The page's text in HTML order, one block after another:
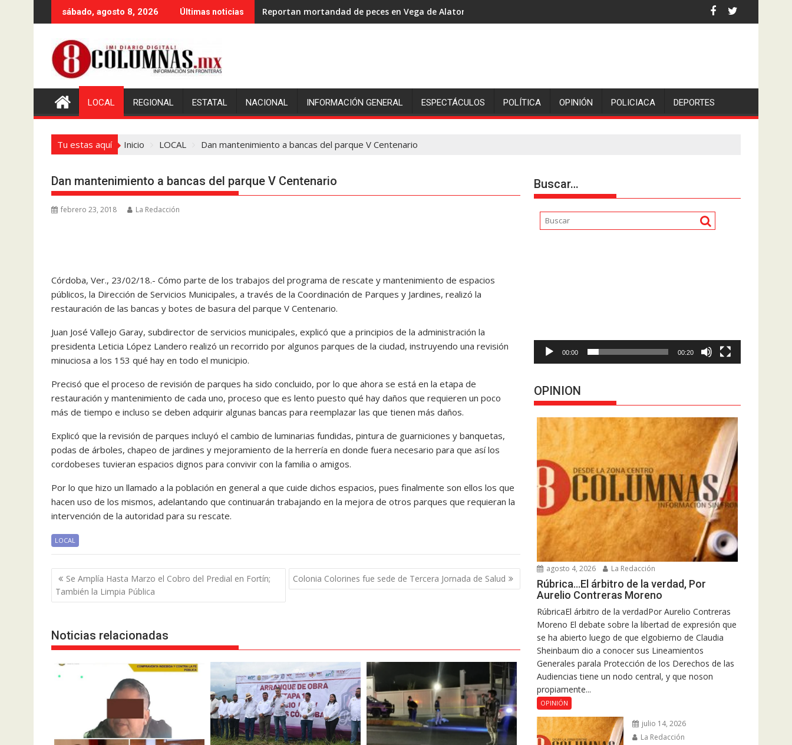
al
sábado, agosto 8, 2026 Últimas noticias Reportan mortandad de peces en Vega de Alatorre: pescadores piden escolleras para evitar nuevos casos
LOCAL REGIONAL ESTATAL NACIONAL INFORMACIÓN GENERAL ESPECTÁCULOS POLÍTICA OPINIÓN POLICIACA DEPORTES
Tu estas aquí Inicio LOCAL Dan mantenimiento a bancas del parque V Centenario
Dan mantenimiento a bancas del parque V Centenario
febrero 23, 2018 La Redacción
Córdoba, Ver., 23/02/18.- Cómo parte de los trabajos del programa de rescate y mantenimiento de espacios
públicos, la Dirección de Servicios Municipales, a través de la Coordinación de Parques y Jardines, realizó la
restauración de las bancas y botes de basura del parque V Centenario.
Juan José Vallejo Garay, subdirector de servicios municipales, explicó que a principios de la administración la
presidenta Leticia López Landero realizó un recorrido por algunos parques de la ciudad, instruyendo una revisión
minuciosa a los 153 qué hay en todo el municipio.
Precisó que el proceso de revisión de parques ha sido concluido, por lo que ahora se está en la etapa de
restauración y mantenimiento de cada uno, proceso que es lento puesto qué hay daños que requieren un poco
más de tiempo e incluso se deben adquirir algunas bancas para reemplazar las que tienen más daños.
Explicó que la revisión de parques incluyó el cambio de luminarias fundidas, pintura de guarniciones y banquetas,
podas de árboles, chapeo de jardines y mejoramiento de la herrería en donde fuera necesario para que así los
cordobeses tuvieran espacios dignos para convivir con la familia o amigos.
Por lo que hizo un llamado a la población en general a que cuide dichos espacios, pues finalmente son ellos los que
hacen uso de los mismos, adelantando que continuarán trabajando en la mejora de otros parques que requieran la
intervención de la autoridad para su rescate.
LOCAL
Navegación
de
entradas
Se Amplía Hasta Marzo el Cobro del Predial en Fortín;
También la Limpia Pública
Colonia Colorines fue sede de Tercera Jornada de Salud
Noticias relacionadas
Buscar…
00:00 00:20
OPINION
agosto 4, 2026 La Redacción
Rúbrica…El árbitro de la verdad, Por
Aurelio Contreras Moreno
RúbricaEl árbitro de la verdadPor Aurelio Contreras
Moreno El debate sobre la libertad de expresión que
se ha abierto luego de que elgobierno de Claudia
Sheinbaum dio a conocer sus Lineamientos
Generales parala Protección de los Derechos de las
Audiencias tiene un nodo central, y que noson
propiamente...
OPINIÓN
julio 14, 2026
La Redacción